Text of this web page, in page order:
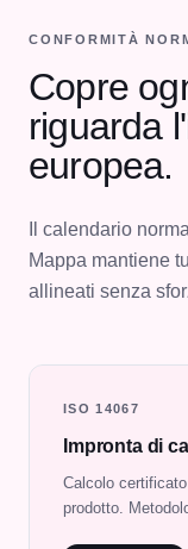
CONFORMITÀ
Copre
riguarda
europea.
Il calendario
Mappa mantiene
allineati senza
ISO 14067
Impronta di
Calcolo
prodotto.